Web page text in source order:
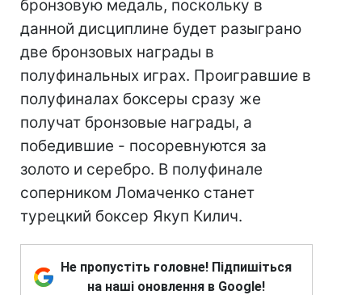
бронзовую медаль, поскольку в
данной дисциплине будет разыграно
две бронзовых награды в
полуфинальных играх. Проигравшие в
полуфиналах боксеры сразу же
получат бронзовые награды, а
победившие - посоревнуются за
золото и серебро. В полуфинале
соперником Ломаченко станет
турецкий боксер Якуп Килич.
Не пропустіть головне! Підпишіться
на наші оновлення в Google!